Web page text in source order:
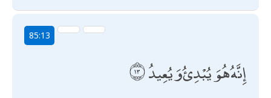
85:13
إِنَّهُ هُوَ يُبْدِئُ وَيُعِيدُ